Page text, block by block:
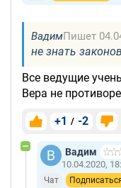
ВадимПишет
не знать
Все ведущие
Вера не
+1 / -2
Вадим
10.04.2020,
Чат